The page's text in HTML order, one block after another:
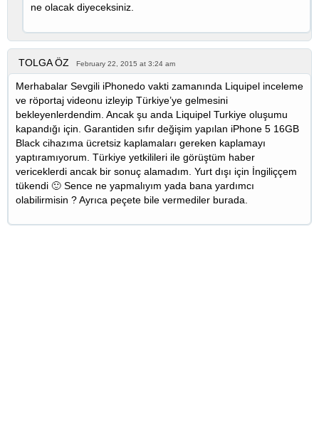
ne olacak diyeceksiniz.
TOLGA ÖZ February 22, 2015 at 3:24 am
Merhabalar Sevgili iPhonedo vakti zamanında Liquipel inceleme
ve röportaj videonu izleyip Türkiye’ye gelmesini
bekleyenlerdendim. Ancak şu anda Liquipel Turkiye oluşumu
kapandığı için. Garantiden sıfır değişim yapılan iPhone 5 16GB
Black cihazıma ücretsiz kaplamaları gereken kaplamayı
yaptıramıyorum. Türkiye yetkilileri ile görüştüm haber
vericeklerdi ancak bir sonuç alamadım. Yurt dışı için İngiliççem
tükendi 🙂 Sence ne yapmalıyım yada bana yardımcı
olabilirmisin ? Ayrıca peçete bile vermediler burada.